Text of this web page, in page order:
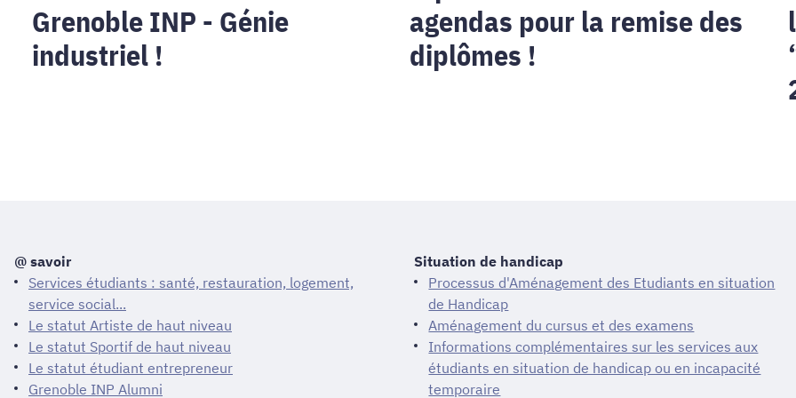
Grenoble INP - Génie
industriel !
agendas pour la remise des
diplômes !
@ savoir
Services étudiants : santé, restauration, logement,
service social...
Le statut Artiste de haut niveau
Le statut Sportif de haut niveau
Le statut étudiant entrepreneur
Grenoble INP Alumni
Situation de handicap
Processus d'Aménagement des Etudiants en situation
de Handicap
Aménagement du cursus et des examens
Informations complémentaires sur les services aux
étudiants en situation de handicap ou en incapacité
temporaire